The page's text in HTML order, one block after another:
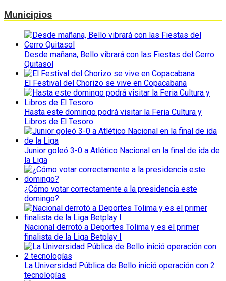
Municipios
Desde mañana, Bello vibrará con las Fiestas del Cerro
Quitasol
El Festival del Chorizo se vive en Copacabana
Hasta este domingo podrá visitar la Feria Cultura y
Libros de El Tesoro
Junior goleó 3-0 a Atlético Nacional en la final de ida de
la Liga
¿Cómo votar correctamente a la presidencia este
domingo?
Nacional derrotó a Deportes Tolima y es el primer
finalista de la Liga Betplay I
La Universidad Pública de Bello inició operación con 2
tecnologías